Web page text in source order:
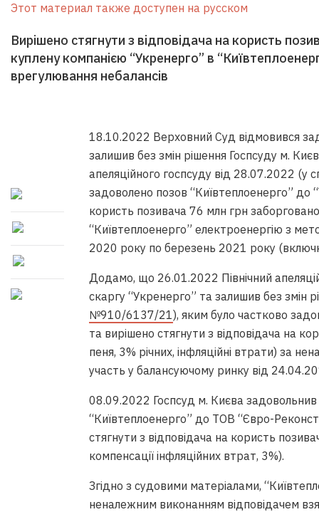
Этот материал также доступен на русском
Вирішено стягнути з відповідача на користь
куплену компанією “Укренерго” в
врегулювання небалансів
18.10.2022 Верховний Суд відмовився
залишив без змін рішення Госпсуду м.
апеляційного госпсуду від 28.07.2022 (у
задоволено позов “Київтеплоенерго” до
користь позивача 76 млн грн
“Київтеплоенерго” електроенергію з
2020 року по березень 2021 року
Додамо, що 26.01.2022 Північний
скаргу “Укренерго” та залишив без змін
№910/6137/21), яким було частково
та вирішено стягнути з відповідача на
пеня, 3% річних, інфляційні втрати) за
участь у балансуючому ринку від
08.09.2022 Госпсуд м. Києва
“Київтеплоенерго” до ТОВ “Євро-
стягнути з відповідача на користь
компенсації інфляційних втрат, 3%).
Згідно з судовими матеріалами,
неналежним виконанням відповідачем